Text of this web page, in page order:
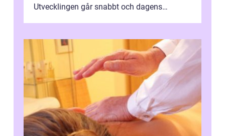
Utvecklingen går snabbt och dagens